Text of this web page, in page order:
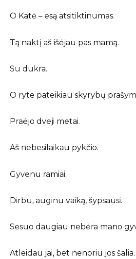
O Katė – esą atsitiktinumas.
Tą naktį aš išėjau pas mamą.
Su dukra.
O ryte pateikiau skyrybų
Praėjo dveji metai.
Aš nebesilaikau pykčio.
Gyvenu ramiai.
Dirbu, auginu vaiką, šypsausi.
Sesuo daugiau nebėra mano
Atleidau jai, bet nenoriu jos šalia.